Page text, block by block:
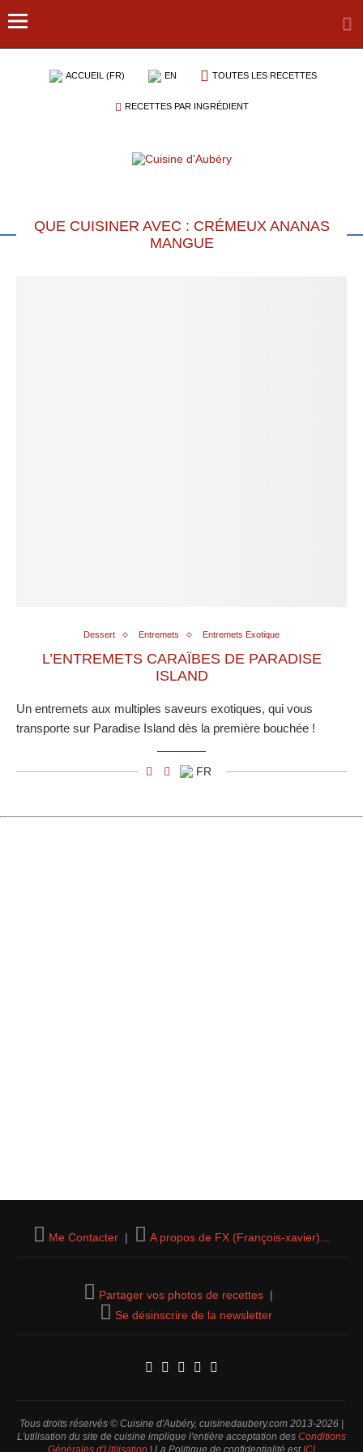
ACCUEIL (FR) EN TOUTES LES RECETTES
RECETTES PAR INGRÉDIENT
QUE CUISINER AVEC : CRÉMEUX ANANAS
MANGUE
Dessert Entremets Entremets Exotique
L’ENTREMETS CARAÏBES DE PARADISE
ISLAND
Un entremets aux multiples saveurs exotiques, qui vous
transporte sur Paradise Island dès la première bouchée !
FR
Me Contacter | A propos de FX (François-xavier)...
Partager vos photos de recettes |
Se désinscrire de la newsletter
Tous droits réservés © Cuisine d'Aubéry, cuisinedaubery.com 2013-2026 |
L'utilisation du site de cuisine implique l'entière acceptation des Conditions